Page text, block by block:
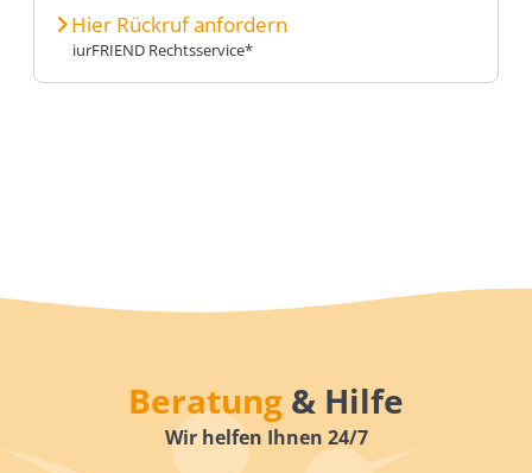
Hier Rückruf anfordern
iurFRIEND Rechtsservice*
Beratung & Hilfe
Wir helfen Ihnen 24/7